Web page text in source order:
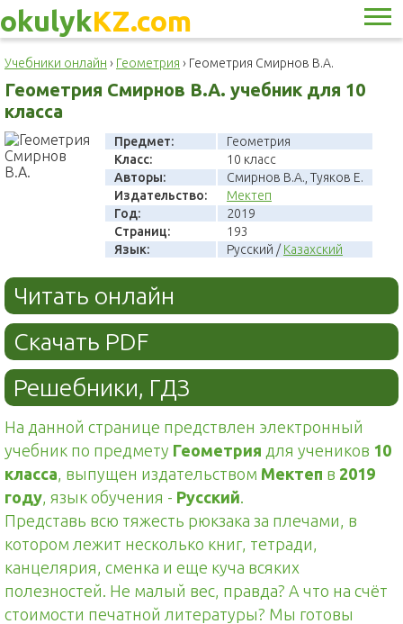
okulykKZ.com
Учебники онлайн › Геометрия › Геометрия Смирнов В.А.
Геометрия Смирнов В.А. учебник для 10
класса
Предмет:
Геометрия
Класс:
10 класс
Авторы:
Смирнов В.А., Туяков Е.
Издательство:
Мектеп
Год:
2019
Страниц:
193
Язык:
Русский / Казахский
Читать онлайн
Скачать PDF
Решебники, ГДЗ
На данной странице предствлен электронный
учебник по предмету Геометрия для учеников 10
класса, выпущен издательством Мектеп в 2019
году, язык обучения - Русский.
Представь всю тяжесть рюкзака за плечами, в
котором лежит несколько книг, тетради,
канцелярия, сменка и еще куча всяких
полезностей. Не малый вес, правда? А что на счёт
стоимости печатной литературы? Мы готовы